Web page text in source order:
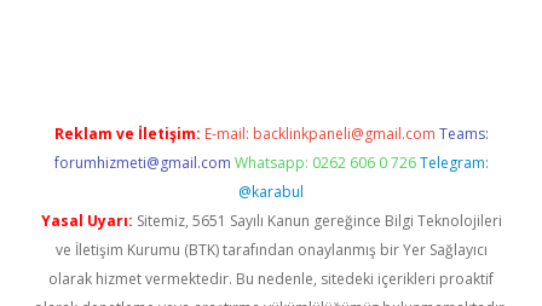
Reklam ve İletişim: E-mail: backlinkpaneli@gmail.com Teams:
forumhizmeti@gmail.com Whatsapp: 0262 606 0 726 Telegram:
@karabul
Yasal Uyarı: Sitemiz, 5651 Sayılı Kanun gereğince Bilgi Teknolojileri
ve İletişim Kurumu (BTK) tarafından onaylanmış bir Yer Sağlayıcı
olarak hizmet vermektedir. Bu nedenle, sitedeki içerikleri proaktif